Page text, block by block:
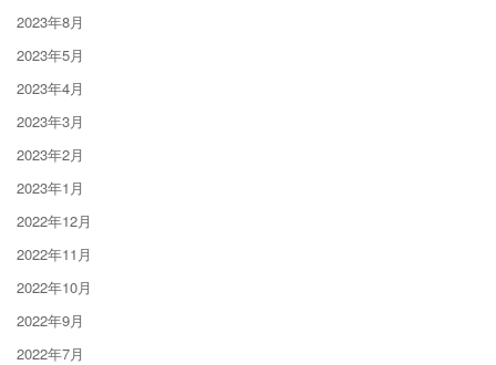
2023年8月
2023年5月
2023年4月
2023年3月
2023年2月
2023年1月
2022年12月
2022年11月
2022年10月
2022年9月
2022年7月